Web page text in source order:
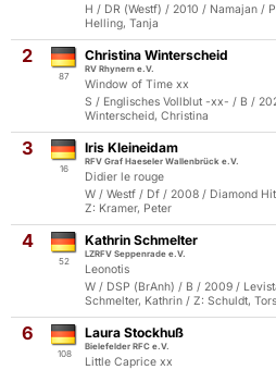
H / DR (Westf) / 2010 / Namajan /
Helling, Tanja
2
87
Christina Winterscheid
RV Rhynern e.V.
Window of Time xx
S / Englisches Vollblut -xx- / B /
Winterscheid, Christina
3
16
Iris Kleineidam
RFV Graf Haeseler Wallenbrück e.V.
Didier le rouge
W / Westf / Df / 2008 / Diamond
Z: Kramer, Peter
4
52
Kathrin Schmelter
LZRFV Seppenrade e.V.
Leonotis
W / DSP (BrAnh) / B / 2009 /
Schmelter, Kathrin / Z: Schuldt,
6
108
Laura Stockhuß
Bielefelder RFC e.V.
Little Caprice xx